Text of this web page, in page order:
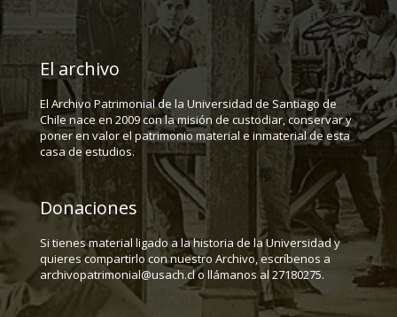
El archivo
El Archivo Patrimonial de la Universidad de Santiago de
Chile nace en 2009 con la misión de custodiar, conservar y
poner en valor el patrimonio material e inmaterial de esta
casa de estudios.
Donaciones
Si tienes material ligado a la historia de la Universidad y
quieres compartirlo con nuestro Archivo, escríbenos a
archivopatrimonial@usach.cl o llámanos al 27180275.